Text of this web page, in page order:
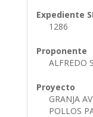
Expediente
1286
Proponente
ALFREDO
Proyecto
GRANJA
POLLOS